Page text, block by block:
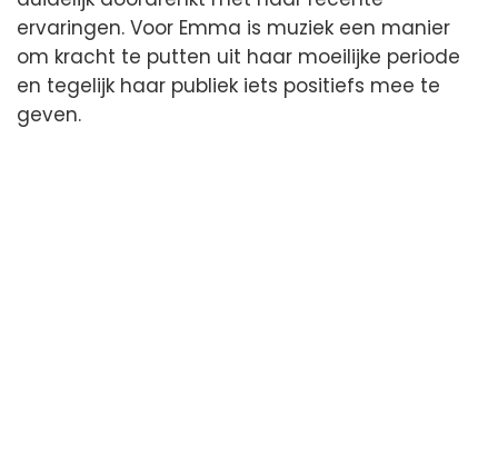
ervaringen. Voor Emma is muziek een manier
om kracht te putten uit haar moeilijke periode
en tegelijk haar publiek iets positiefs mee te
geven.